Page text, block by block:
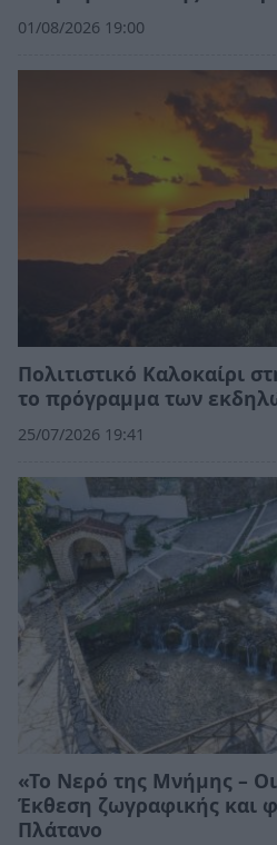
01/08/2026 19:00
Πολιτιστικό Καλοκαίρι
το πρόγραμμα των
25/07/2026 19:41
«Το Νερό της Μνήμης –
Έκθεση ζωγραφικής και
Πλάτανο